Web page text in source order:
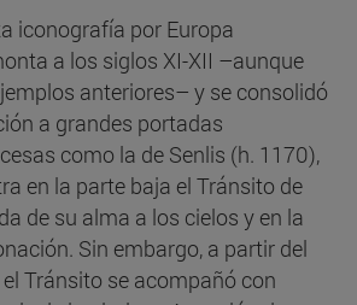
iconografía por Europa
a los siglos XI-XII –aunque
anteriores– y se consolidó
a grandes portadas
como la de Senlis (h. 1170),
en la parte baja el Tránsito de
de su alma a los cielos y en la
Sin embargo, a partir del
Tránsito se acompañó con